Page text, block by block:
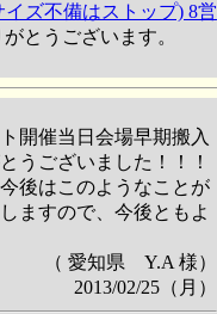
イズ不備はストップ) 8営
とうございます。
開催当日会場早期搬入
うございました！！！
後はこのようなことが
ますので、今後ともよ
（ 愛知県 Y.A 様）
2013/02/25（月）